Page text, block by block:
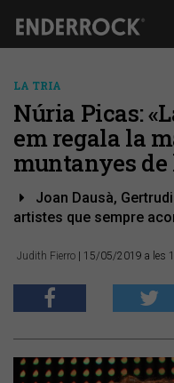
LA TRIA
Núria Picas:
em regala la
muntanyes
Joan Dausà,
artistes que sempre
Judith Fierro | 15/05/2019 a les